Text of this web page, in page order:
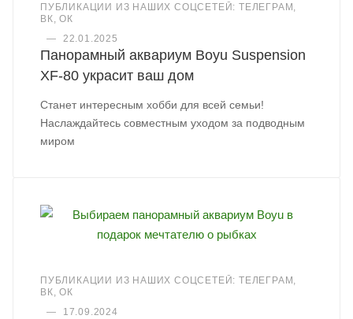
ПУБЛИКАЦИИ ИЗ НАШИХ СОЦСЕТЕЙ: ТЕЛЕГРАМ,
ВК, ОК
—
22.01.2025
Панорамный аквариум Boyu Suspension
XF-80 украсит ваш дом
Станет интересным хобби для всей семьи!
Наслаждайтесь совместным уходом за подводным
миром
ПУБЛИКАЦИИ ИЗ НАШИХ СОЦСЕТЕЙ: ТЕЛЕГРАМ,
ВК, ОК
—
17.09.2024